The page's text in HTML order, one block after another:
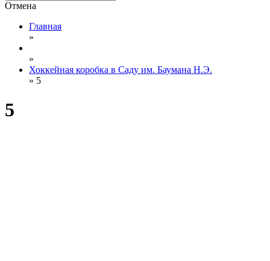
Отмена
Главная
»
»
Хоккейная коробка в Саду им. Баумана Н.Э.
» 5
5